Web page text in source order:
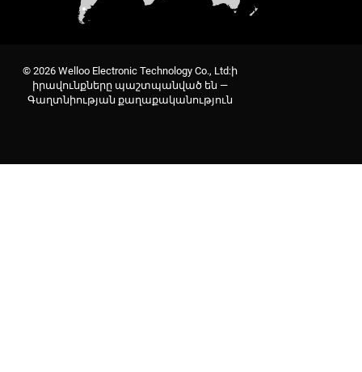
© 2026 Welloo Electronic Technology Co., Ltd:ի
իրավունքները պաշտպանված են —
Գաղտնիության քաղաքականություն